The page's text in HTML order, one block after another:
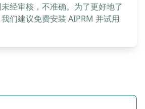
经审核，不准确。为了更好地了
们建议免费安装 AIPRM 并试用